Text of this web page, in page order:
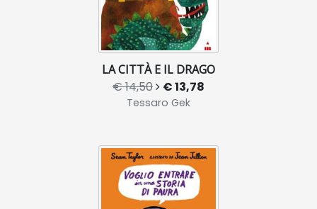
LA CITTÀ E IL DRAGO
€ 14,50 € 13,78
Tessaro Gek